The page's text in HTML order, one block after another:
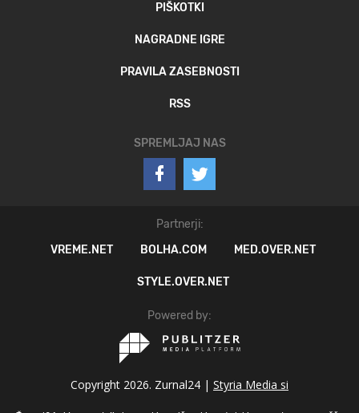
PIŠKOTKI
NAGRADNE IGRE
PRAVILA ZASEBNOSTI
RSS
SPREMLJAJ NAS
Partnerji:
VREME.NET
BOLHA.COM MED.OVER.NET
STYLE.OVER.NET
Powered by:
Copyright 2026. Zurnal24 | Styria Media si